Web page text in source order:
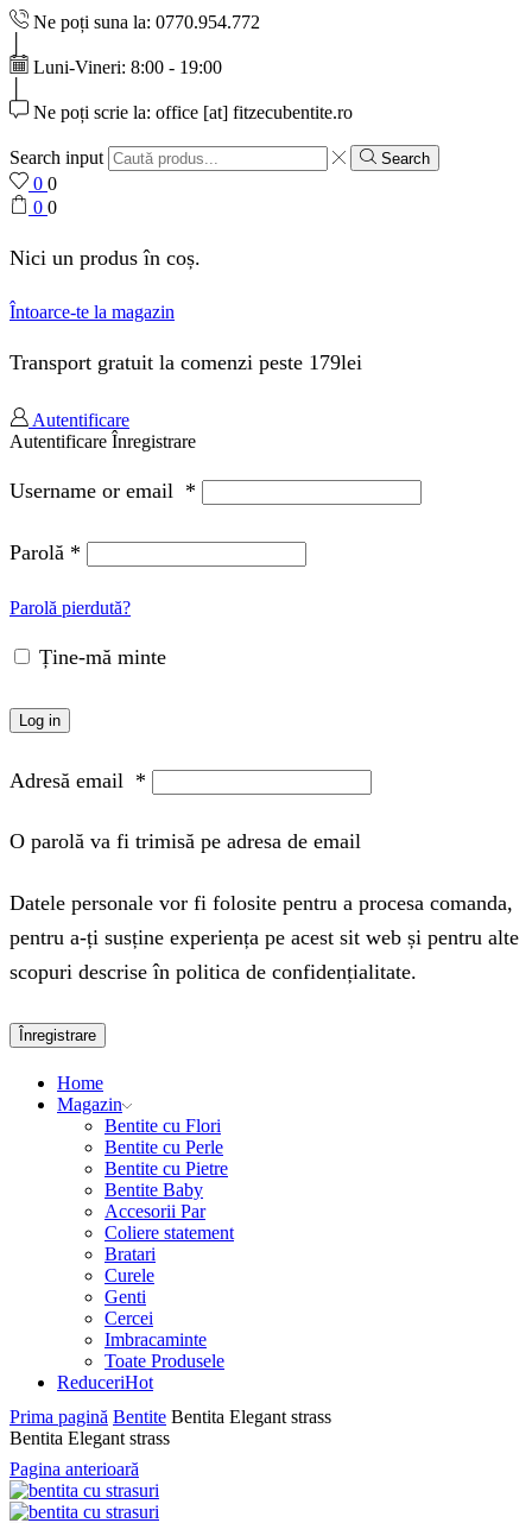
Ne poți suna la: 0770.954.772
Luni-Vineri: 8:00 - 19:00
Ne poți scrie la: office [at] fitzecubentite.ro
Search input Search
0 0
0 0
Nici un produs în coș.
Întoarce-te la magazin
Transport gratuit la comenzi peste 179lei
Autentificare
Autentificare Înregistrare
Username or email *
Parolă *
Parolă pierdută?
Ține-mă minte
Log in
Adresă email *
O parolă va fi trimisă pe adresa de email
Datele personale vor fi folosite pentru a procesa comanda,
pentru a-ți susține experiența pe acest sit web și pentru alte
scopuri descrise în politica de confidențialitate.
Înregistrare
Home
Magazin
Bentite cu Flori
Bentite cu Perle
Bentite cu Pietre
Bentite Baby
Accesorii Par
Coliere statement
Bratari
Curele
Genti
Cercei
Imbracaminte
Toate Produsele
ReduceriHot
Prima pagină Bentite Bentita Elegant strass
Bentita Elegant strass
Pagina anterioară